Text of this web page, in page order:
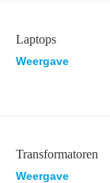
Laptops
Weergave
Transformatoren
Weergave